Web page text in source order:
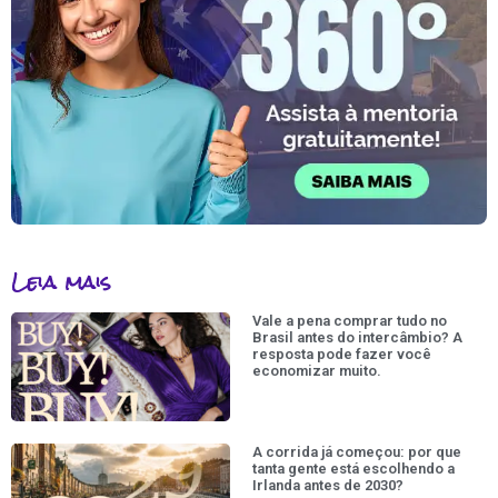
Leia mais
Vale a pena comprar tudo no
Brasil antes do intercâmbio? A
resposta pode fazer você
economizar muito.
A corrida já começou: por que
tanta gente está escolhendo a
Irlanda antes de 2030?